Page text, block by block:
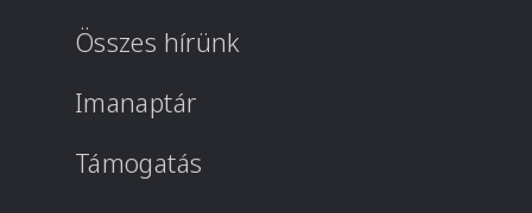
Összes hírünk
Imanaptár
Támogatás